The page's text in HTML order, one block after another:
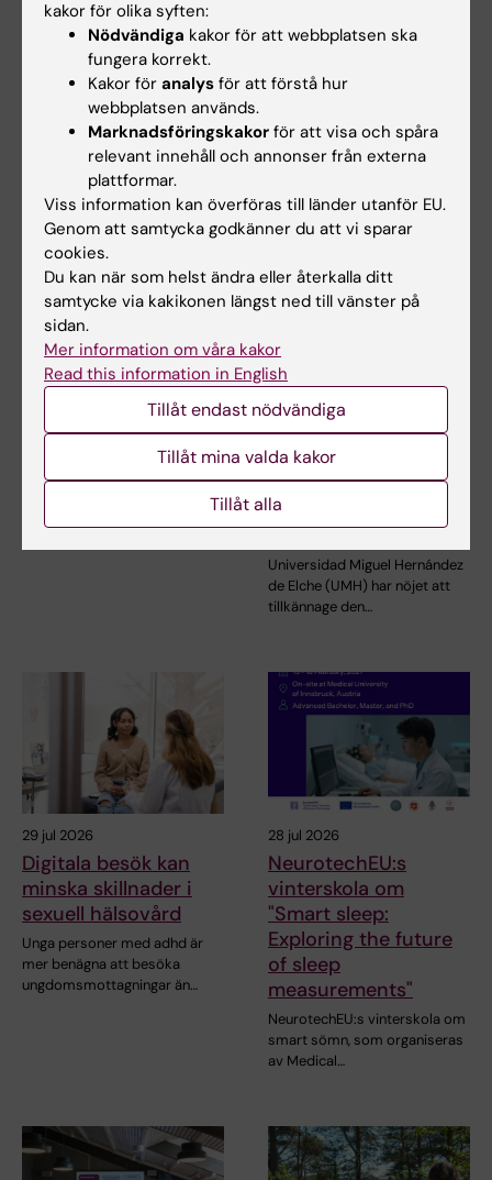
Relaterade artiklar
31 jul 2026
Business Winter
Universitetet i Bonn, Reykjavík
University har…
29 jul 2026
III NeurotechEU-
skolan om om
preklinisk
magnetresonansavbil
dning och
spektroskopi
Universidad Miguel Hernández
de Elche (UMH) har nöjet att
tillkännage den…
29 jul 2026
Digitala besök kan
minska skillnader i
sexuell hälsovård
Unga personer med adhd är
mer benägna att besöka
ungdomsmottagningar än…
28 jul 2026
NeurotechEU:s
vinterskola om
"Smart sleep:
Exploring the future
of sleep
measurements"
NeurotechEU:s vinterskola om
smart sömn, som organiseras
av Medical…
kakor för olika syften:
Nödvändiga kakor för att webbplatsen ska
fungera korrekt.
Kakor för analys för att förstå hur
webbplatsen används.
Marknadsföringskakor för att visa och spåra
relevant innehåll och annonser från externa
plattformar.
Viss information kan överföras till länder utanför EU.
Genom att samtycka godkänner du att vi sparar
cookies.
Du kan när som helst ändra eller återkalla ditt
samtycke via kakikonen längst ned till vänster på
sidan.
Mer information om våra kakor
Read this information in English
Tillåt endast nödvändiga
Tillåt mina valda kakor
Tillåt alla